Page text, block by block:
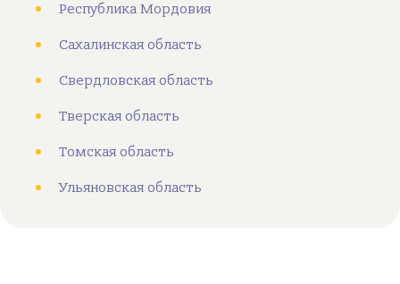
Республика Мордовия
Сахалинская область
Свердловская область
Тверская область
Томская область
Ульяновская область